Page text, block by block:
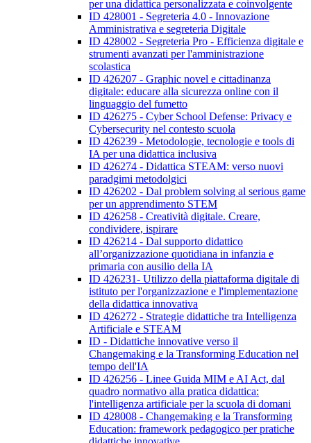
per una didattica personalizzata e coinvolgente
ID 428001 - Segreteria 4.0 - Innovazione
Amministrativa e segreteria Digitale
ID 428002 - Segreteria Pro - Efficienza digitale e
strumenti avanzati per l'amministrazione
scolastica
ID 426207 - Graphic novel e cittadinanza
digitale: educare alla sicurezza online con il
linguaggio del fumetto
ID 426275 - Cyber School Defense: Privacy e
Cybersecurity nel contesto scuola
ID 426239 - Metodologie, tecnologie e tools di
IA per una didattica inclusiva
ID 426274 - Didattica STEAM: verso nuovi
paradgimi metodolgici
ID 426202 - Dal problem solving al serious game
per un apprendimento STEM
ID 426258 - Creatività digitale. Creare,
condividere, ispirare
ID 426214 - Dal supporto didattico
all’organizzazione quotidiana in infanzia e
primaria con ausilio della IA
ID 426231- Utilizzo della piattaforma digitale di
istituto per l'organizzazione e l'implementazione
della didattica innovativa
ID 426272 - Strategie didattiche tra Intelligenza
Artificiale e STEAM
ID - Didattiche innovative verso il
Changemaking e la Transforming Education nel
tempo dell'IA
ID 426256 - Linee Guida MIM e AI Act, dal
quadro normativo alla pratica didattica:
l'intelligenza artificiale per la scuola di domani
ID 428008 - Changemaking e la Transforming
Education: framework pedagogico per pratiche